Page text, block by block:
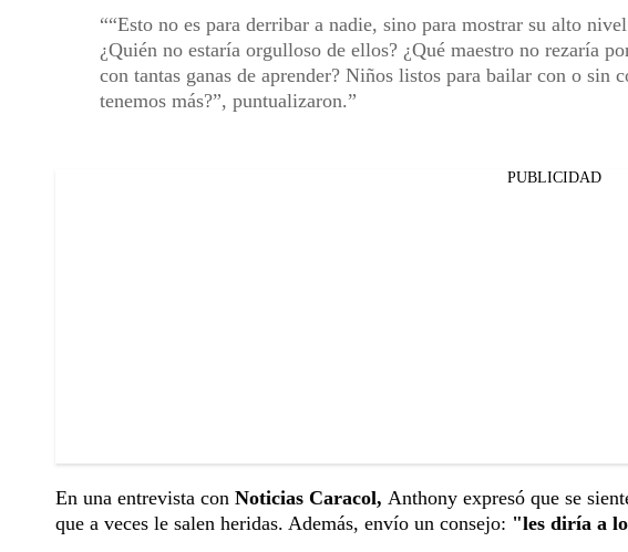
“Esto no es para derribar a nadie, sino para mostrar su alto
¿Quién no estaría orgulloso de ellos? ¿Qué maestro no rezaría
con tantas ganas de aprender? Niños listos para bailar con o sin
tenemos más?”, puntualizaron.
PUBLICIDAD
En una entrevista con Noticias Caracol, Anthony expresó que se
que a veces le salen heridas. Además, envío un consejo: "les diría a